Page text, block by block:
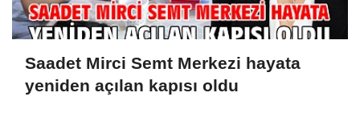
Saadet Mirci Semt Merkezi hayata
yeniden açılan kapısı oldu